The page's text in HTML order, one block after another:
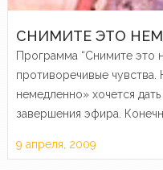
Программа “Снимите это
противоречивые чувства.
немедленно» хочется
завершения эфира.
например, в той, что была
9 апреля, 2009